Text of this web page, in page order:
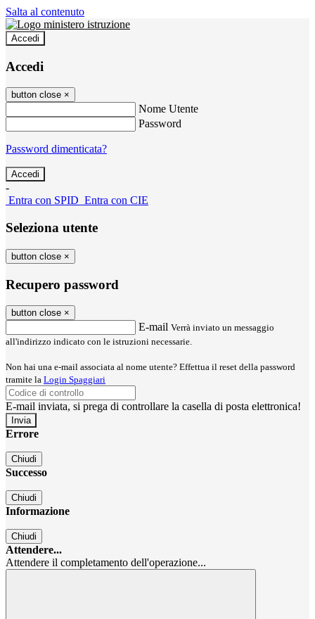
Salta al contenuto
Accedi
Accedi
button close ×
Nome Utente
Password
Password dimenticata?
-
Entra con SPID Entra con CIE
Seleziona utente
button close ×
Recupero password
button close ×
E-mail Verrà inviato un messaggio
all'indirizzo indicato con le istruzioni necessarie.
Non hai una e-mail associata al nome utente? Effettua il reset della password
tramite la Login Spaggiari
E-mail inviata, si prega di controllare la casella di posta elettronica!
Errore
Chiudi
Successo
Chiudi
Informazione
Chiudi
Attendere...
Attendere il completamento dell'operazione...